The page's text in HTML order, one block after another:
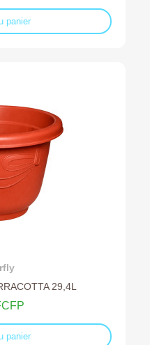
panier
devis
29,4L
panier